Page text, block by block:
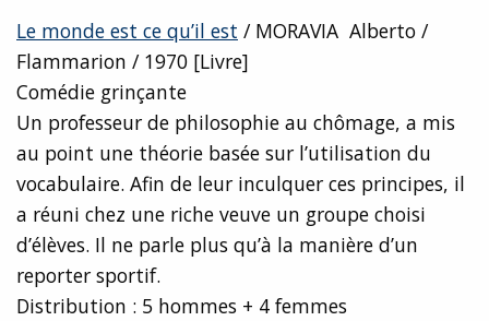
Le monde est ce qu’il est / MORAVIA Alberto /
Flammarion / 1970 [Livre]
Comédie grinçante
Un professeur de philosophie au chômage, a mis
au point une théorie basée sur l’utilisation du
vocabulaire. Afin de leur inculquer ces principes, il
a réuni chez une riche veuve un groupe choisi
d’élèves. Il ne parle plus qu’à la manière d’un
reporter sportif.
Distribution : 5 hommes + 4 femmes